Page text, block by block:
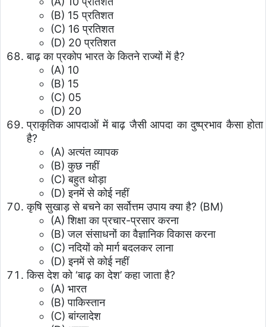
(B) 15 प्रतिशत
(C) 16 प्रतिशत
(D) 20 प्रतिशत
बाढ़ का प्रकोप भारत के कितने राज्यों में है?
(A) 10
(B) 15
(C) 05
(D) 20
प्राकृतिक आपदाओं में बाढ़ जैसी आपदा का दुष्प्रभाव कैसा होता
है?
(A) अत्यंत व्यापक
(B) कुछ नहीं
(C) बहुत थोड़ा
(D) इनमें से कोई नहीं
कृषि सुखाड़ से बचने का सर्वोत्तम उपाय क्या है? (BM)
(A) शिक्षा का प्रचार-प्रसार करना
(B) जल संसाधनों का वैज्ञानिक विकास करना
(C) नदियों को मार्ग बदलकर लाना
(D) इनमें से कोई नहीं
किस देश को ‘बाढ़ का देश’ कहा जाता है?
(A) भारत
(B) पाकिस्तान
(C) बांग्लादेश